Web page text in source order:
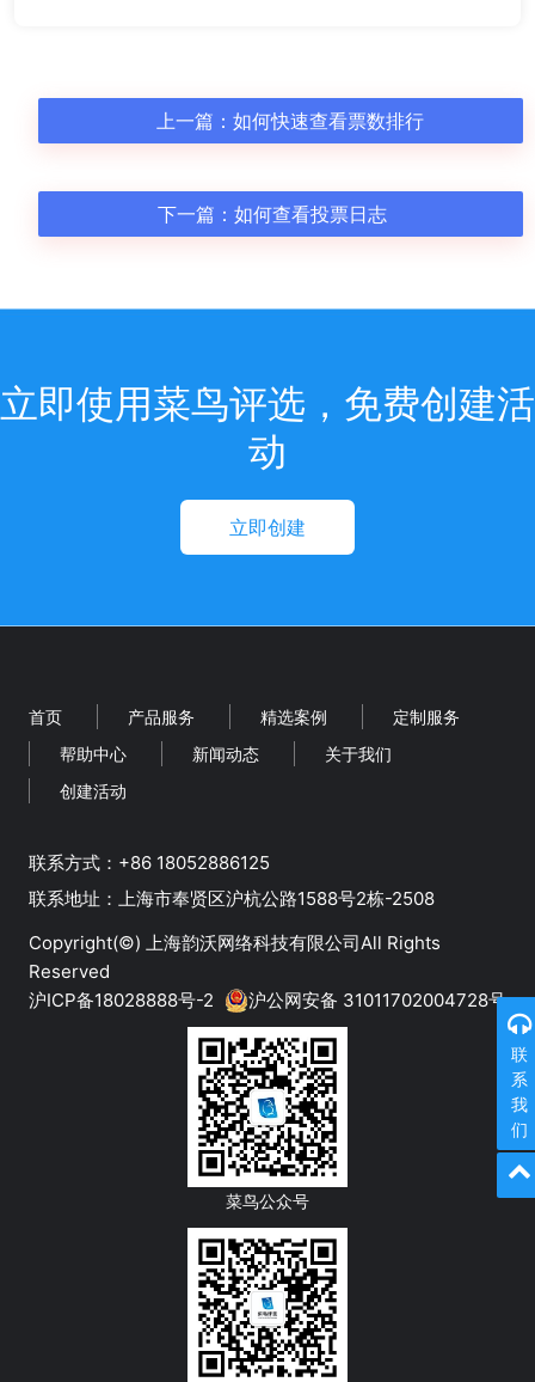
上一篇： 如何快速查看票数排行
下一篇： 如何查看投票日志
立即使用菜鸟评选，免费创建活
动
立即创建
首页 产品服务 精选案例
定制服务
帮助中心
新闻动态
关于我们
创建活动
联系方式：+86 18052886125
‬联系地址：上海市奉贤区沪杭公路1588号2栋-2508
Copyright(©) 上海韵沃网络科技有限公司All Rights
Reserved
沪ICP备18028888号-2
沪公网安备 31011702004728号
菜鸟公众号
联
系
我
们